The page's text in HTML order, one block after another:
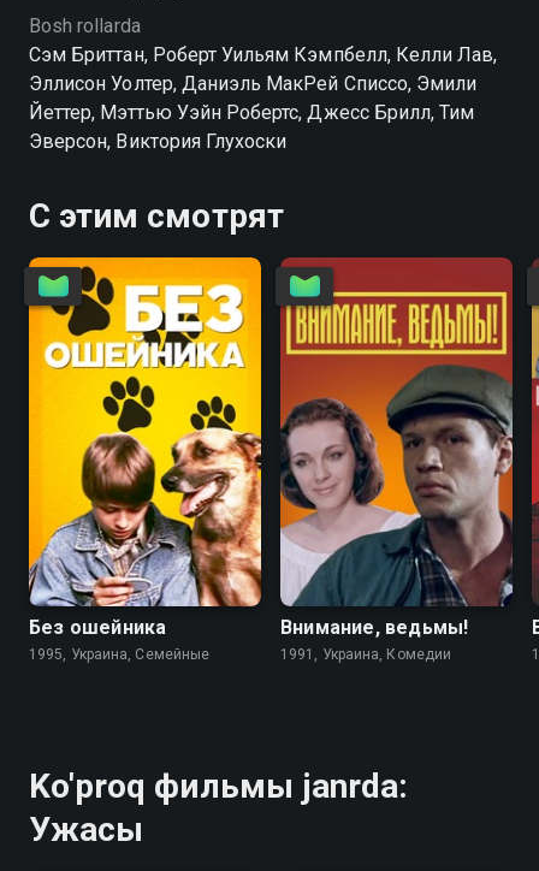
Bosh rollarda
Сэм Бриттан, Роберт Уильям Кэмпбелл, Келли Лав,
Эллисон Уолтер, Даниэль МакРей Списсо, Эмили
Йеттер, Мэттью Уэйн Робертс, Джесс Брилл, Тим
Эверсон, Виктория Глухоски
С этим смотрят
6.7 4.6
Без ошейника
1995, Украина, Семейные
5.6
Внимание, ведьмы!
1991, Украина, Комедии
Ko'proq фильмы janrda:
Ужасы